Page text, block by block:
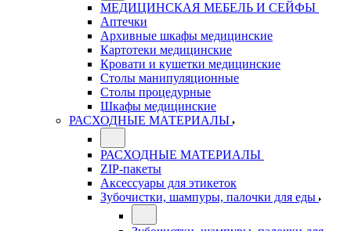
МЕДИЦИНСКАЯ МЕБЕЛЬ И СЕЙФЫ
Аптечки
Архивные шкафы медицинские
Картотеки медицинские
Кровати и кушетки медицинские
Столы манипуляционные
Столы процедурные
Шкафы медицинские
РАСХОДНЫЕ МАТЕРИАЛЫ
РАСХОДНЫЕ МАТЕРИАЛЫ
ZIP-пакеты
Аксессуары для этикеток
Зубочистки, шампуры, палочки для еды